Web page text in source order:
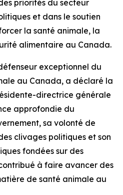
priorités du secteur
et dans le soutien
la santé animale, la
alimentaire au Canada.
exceptionnel du
au Canada, a déclaré la
directrice générale
approfondie du
sa volonté de
clivages politiques et son
fondées sur des
à faire avancer des
de santé animale au